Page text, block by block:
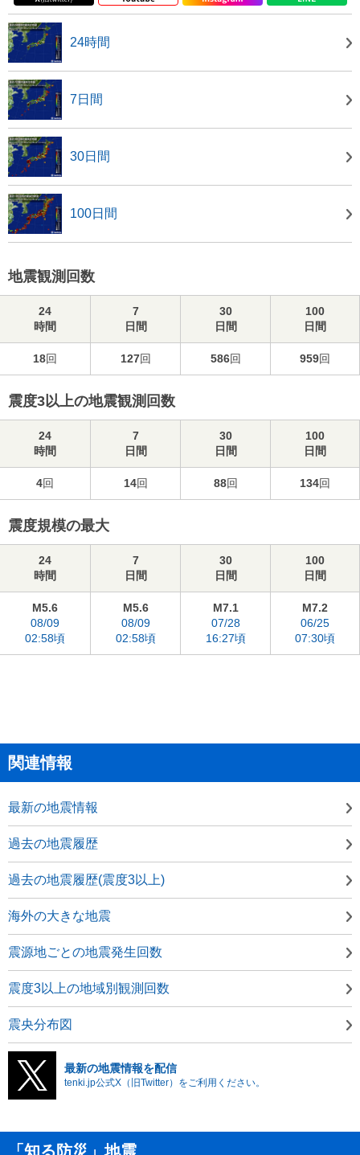
24時間
7日間
30日間
100日間
地震観測回数
24
時間
7
日間
30
日間
100
日間
18回 127回 586回 959回
震度3以上の地震観測回数
24
時間
7
日間
30
日間
100
日間
4回 14回 88回 134回
震度規模の最大
24
時間
7
日間
30
日間
100
日間
M5.6
08/09
02:58頃
M5.6
08/09
02:58頃
M7.1
07/28
16:27頃
M7.2
06/25
07:30頃
関連情報
最新の地震情報
過去の地震履歴
過去の地震履歴(震度3以上)
海外の大きな地震
震源地ごとの地震発生回数
震度3以上の地域別観測回数
震央分布図
最新の地震情報を配信
tenki.jp公式X（旧Twitter）をご利用ください。
「知る防災」地震